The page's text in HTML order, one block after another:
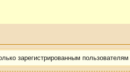
зарегистрированным пользователям